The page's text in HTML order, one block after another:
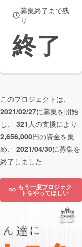
募集終了まで残
り
終了
このプロジェクトは、
2021/02/27に募集を開始
し、 321 人の支援により
2,656,000円の資金を集
め、 2021/04/30に募集を
終了しました
もう一度プロジェク
トをやってほしい